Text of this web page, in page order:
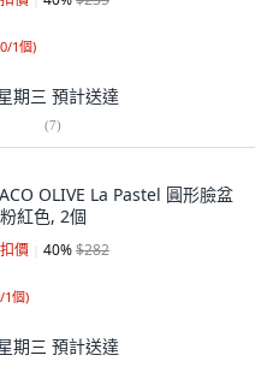
1個)
期三 預計送達
(7)
OLIVE La Pastel 圓形臉盆
紅色, 2個
價 40%$282
1個)
期三 預計送達